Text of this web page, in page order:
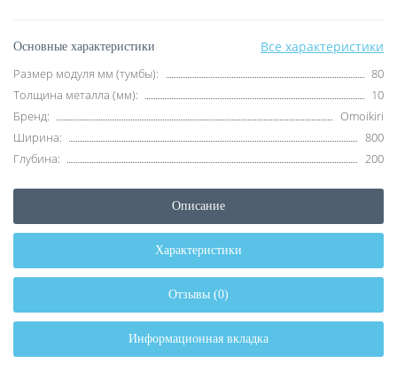
Основные характеристики Все характеристики
Размер модуля мм (тумбы):
80
Толщина металла (мм):
10
Бренд:
Omoikiri
Ширина:
800
Глубина:
200
Описание
Характеристики
Отзывы (0)
Информационная вкладка